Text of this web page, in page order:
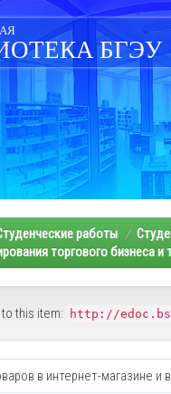
БГЭУ
работы
торгового бизнеса и
this item: http://
в интернет-магазине